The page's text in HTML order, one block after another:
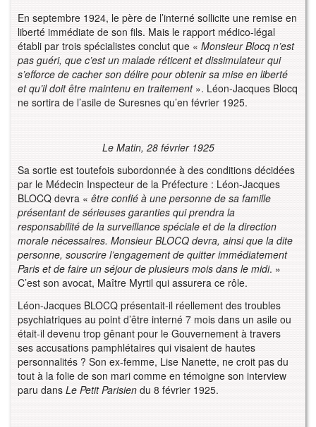
En septembre 1924, le père de l’interné sollicite une remise en
liberté immédiate de son fils. Mais le rapport médico-légal
établi par trois spécialistes conclut que « Monsieur Blocq n’est
pas guéri, que c’est un malade réticent et dissimulateur qui
s’efforce de cacher son délire pour obtenir sa mise en liberté
et qu’il doit être maintenu en traitement ». Léon-Jacques Blocq
ne sortira de l’asile de Suresnes qu’en février 1925.
Le Matin, 28 février 1925
Sa sortie est toutefois subordonnée à des conditions décidées
par le Médecin Inspecteur de la Préfecture : Léon-Jacques
BLOCQ devra « être confié à une personne de sa famille
présentant de sérieuses garanties qui prendra la
responsabilité de la surveillance spéciale et de la direction
morale nécessaires. Monsieur BLOCQ devra, ainsi que la dite
personne, souscrire l’engagement de quitter immédiatement
Paris et de faire un séjour de plusieurs mois dans le midi. »
C’est son avocat, Maître Myrtil qui assurera ce rôle.
Léon-Jacques BLOCQ présentait-il réellement des troubles
psychiatriques au point d’être interné 7 mois dans un asile ou
était-il devenu trop gênant pour le Gouvernement à travers
ses accusations pamphlétaires qui visaient de hautes
personnalités ? Son ex-femme, Lise Nanette, ne croit pas du
tout à la folie de son mari comme en témoigne son interview
paru dans Le Petit Parisien du 8 février 1925.